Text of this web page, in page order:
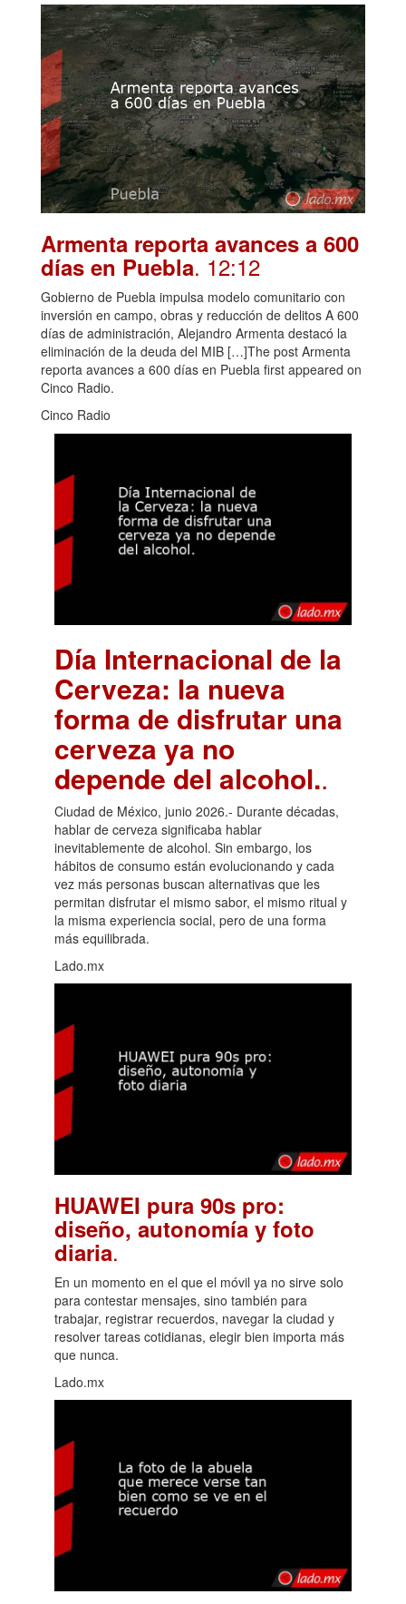
Armenta reporta avances a 600
días en Puebla. 12:12
Gobierno de Puebla impulsa modelo comunitario con
inversión en campo, obras y reducción de delitos A 600
días de administración, Alejandro Armenta destacó la
eliminación de la deuda del MIB […]The post Armenta
reporta avances a 600 días en Puebla first appeared on
Cinco Radio.
Cinco Radio
Día Internacional de la
Cerveza: la nueva
forma de disfrutar una
cerveza ya no
depende del alcohol..
Ciudad de México, junio 2026.- Durante décadas,
hablar de cerveza significaba hablar
inevitablemente de alcohol. Sin embargo, los
hábitos de consumo están evolucionando y cada
vez más personas buscan alternativas que les
permitan disfrutar el mismo sabor, el mismo ritual y
la misma experiencia social, pero de una forma
más equilibrada.
Lado.mx
HUAWEI pura 90s pro:
diseño, autonomía y foto
diaria.
En un momento en el que el móvil ya no sirve solo
para contestar mensajes, sino también para
trabajar, registrar recuerdos, navegar la ciudad y
resolver tareas cotidianas, elegir bien importa más
que nunca.
Lado.mx